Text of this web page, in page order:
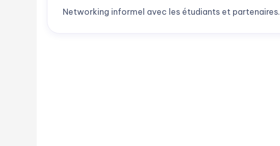
Networking informel avec les étudiants et partenaires.